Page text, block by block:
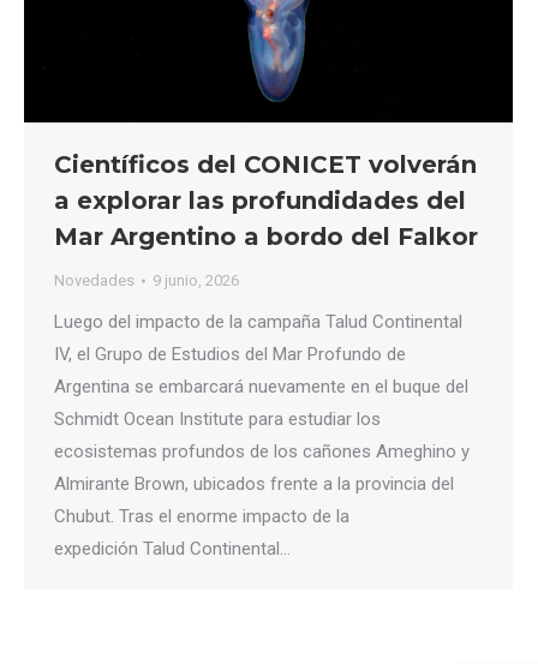
Científicos del CONICET volverán
a explorar las profundidades del
Mar Argentino a bordo del Falkor
Novedades 9 junio, 2026
Luego del impacto de la campaña Talud Continental
IV, el Grupo de Estudios del Mar Profundo de
Argentina se embarcará nuevamente en el buque del
Schmidt Ocean Institute para estudiar los
ecosistemas profundos de los cañones Ameghino y
Almirante Brown, ubicados frente a la provincia del
Chubut. Tras el enorme impacto de la
expedición Talud Continental…